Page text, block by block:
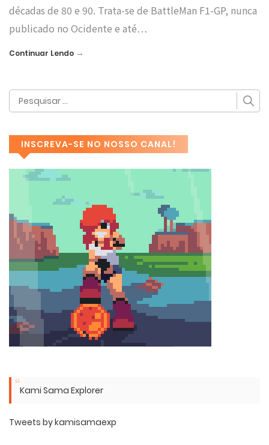
décadas de 80 e 90. Trata-se de BattleMan F1-GP, nunca
publicado no Ocidente e até…
Continuar Lendo →
INSCREVA-SE NO NOSSO CANAL!
Kami Sama Explorer
Tweets by kamisamaexp